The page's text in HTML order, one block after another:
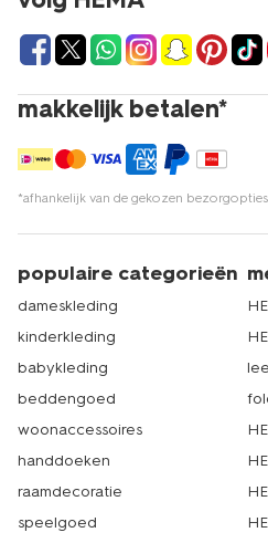
makkelijk betalen*
*afhankelijk van de gekozen bezorgopties
populaire categorieën
dameskleding
kinderkleding
babykleding
beddengoed
woonaccessoires
handdoeken
raamdecoratie
speelgoed